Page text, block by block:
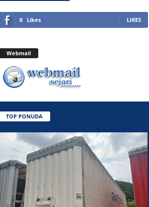
.
o
.
a
0 Likes LIKES
Webmail
TOP PONUDA